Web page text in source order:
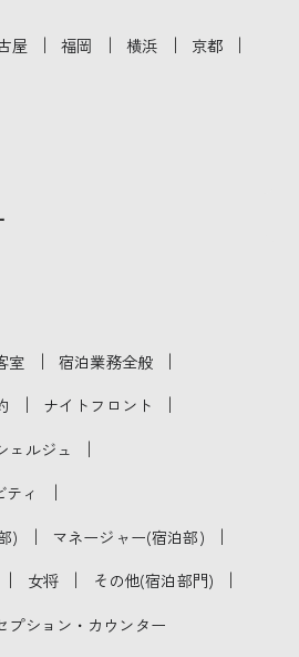
屋 ｜ 福岡 ｜ 横浜 ｜ 京都 ｜
室 ｜ 宿泊業務全般 ｜
｜ ナイトフロント ｜
ェルジュ ｜
ィ ｜
) ｜ マネージャー(宿泊部) ｜
｜ 女将 ｜ その他(宿泊部門) ｜
プション・カウンター